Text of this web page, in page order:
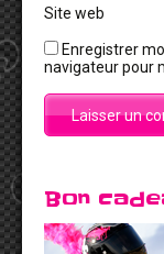
Site web
Enregistrer
navigateur pour
Bon